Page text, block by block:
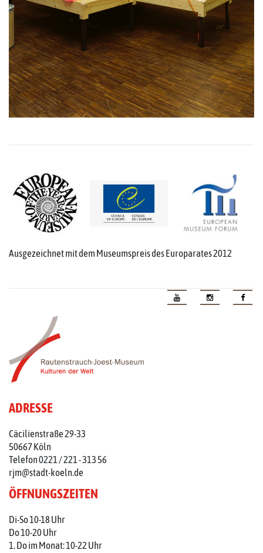
Ausgezeichnet mit dem Museumspreis des Europarates 2012
ADRESSE
Cäcilienstraße 29-33
50667 Köln
Telefon 0221 / 221 - 313 56
rjm@stadt-koeln.de
ÖFFNUNGSZEITEN
Di-So 10-18 Uhr
Do 10-20 Uhr
1. Do im Monat: 10-22 Uhr